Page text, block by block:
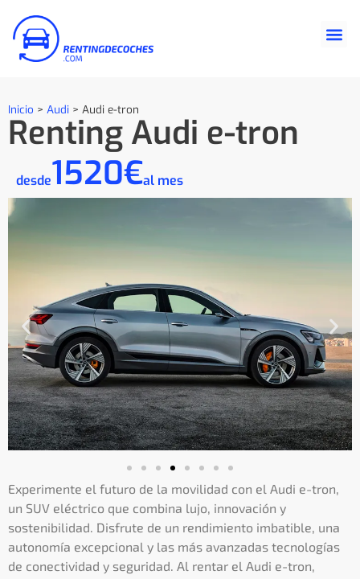
Inicio > Audi > Audi e-tron
Renting Audi e-tron
desde1520€al mes
Experimente el futuro de la movilidad con el Audi e-tron,
un SUV eléctrico que combina lujo, innovación y
sostenibilidad. Disfrute de un rendimiento imbatible, una
autonomía excepcional y las más avanzadas tecnologías
de conectividad y seguridad. Al rentar el Audi e-tron,